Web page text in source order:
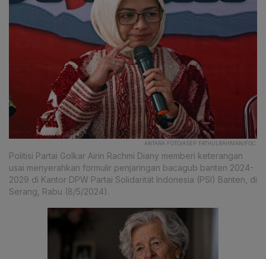
ANTARA FOTO/ASEP FATHULRAHMAN/FOC.
Politisi Partai Golkar Airin Rachmi Diany memberi keterangan
usai menyerahkan formulir penjaringan bacagub banten 2024-
2029 di Kantor DPW Partai Solidarität Indonesia (PSI) Banten, di
Serang, Rabu (8/5/2024).